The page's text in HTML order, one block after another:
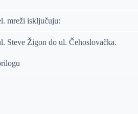
mreži isključuju:
Steve Žigon do ul. Čehoslovačka.